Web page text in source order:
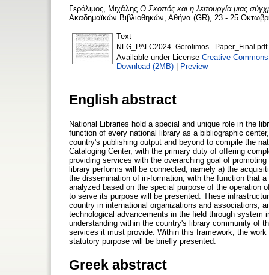
Γερόλιμος, Μιχάλης Ο Σκοπός και η λειτουργία μιας
Ακαδημαϊκών Βιβλιοθηκών, Αθήνα (GR), 23 - 25
Text
NLG_PALC2024- Gerolimos - Paper_Final.pdf
Available under License Creative
Download (2MB) | Preview
English abstract
National Libraries hold a special and unique role in the
function of every national library as a bibliographic
country's publishing output and beyond to compile the
Cataloging Center, with the primary duty of offering
providing services with the overarching goal of
library performs will be connected, namely a) the
the dissemination of in-formation, with the function that
analyzed based on the special purpose of the operation
to serve its purpose will be presented. These
country in international organizations and associations,
technological advancements in the field through system
understanding within the country's library community of
services it must provide. Within this framework, the
statutory purpose will be briefly presented.
Greek abstract